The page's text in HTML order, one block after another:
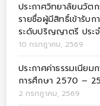
ประกาศวิทยาลัยนวัต
รายชื่อผู้มีสิทธิ์เข้ารับ
ระดับปริญญาตรี ประ
10 กรกฎาคม, 2569
ประกาศค่าธรรมเนีย
การศึกษา 2570 –
2 กรกฎาคม, 2569